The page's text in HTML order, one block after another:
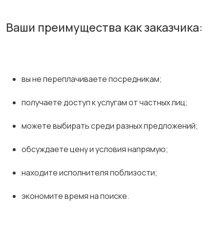
Ваши преимущества как заказчика:
вы не переплачиваете посредникам;
получаете доступ к услугам от частных лиц;
можете выбирать среди разных предложений;
обсуждаете цену и условия напрямую;
находите исполнителя поблизости;
экономите время на поиске.